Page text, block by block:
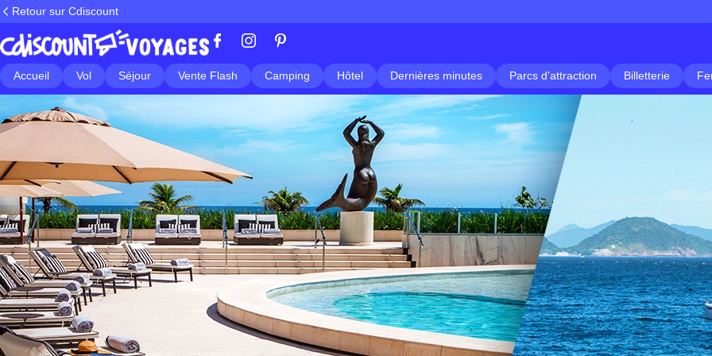
Retour sur Cdiscount
Accueil Vol Séjour Vente Flash Camping Hôtel Dernières minutes Parcs d'attraction Billetterie